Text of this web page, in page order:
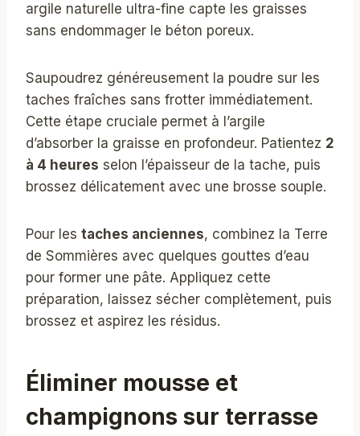
argile naturelle ultra-fine capte les graisses
sans endommager le béton poreux.
Saupoudrez généreusement la poudre sur les
taches fraîches sans frotter immédiatement.
Cette étape cruciale permet à l’argile
d’absorber la graisse en profondeur. Patientez 2
à 4 heures selon l’épaisseur de la tache, puis
brossez délicatement avec une brosse souple.
Pour les taches anciennes, combinez la Terre
de Sommières avec quelques gouttes d’eau
pour former une pâte. Appliquez cette
préparation, laissez sécher complètement, puis
brossez et aspirez les résidus.
Éliminer mousse et
champignons sur terrasse